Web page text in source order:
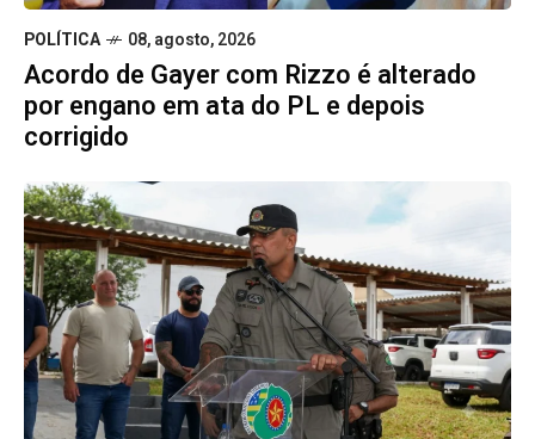
POLÍTICA 08, agosto, 2026
Acordo de Gayer com Rizzo é alterado
por engano em ata do PL e depois
corrigido